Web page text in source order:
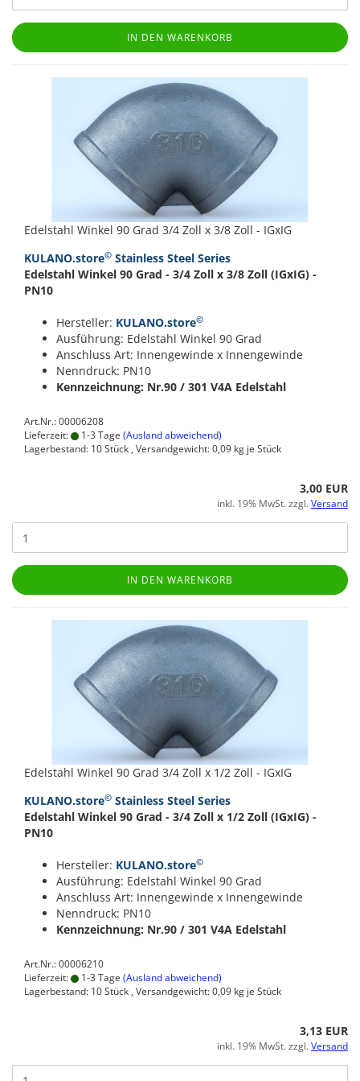
IN DEN WARENKORB
Edelstahl Winkel 90 Grad 3/4 Zoll x 3/8 Zoll - IGxIG
KULANO.store© Stainless Steel Series
Edelstahl Winkel 90 Grad - 3/4 Zoll x 3/8 Zoll (IGxIG) -
PN10
Hersteller: KULANO.store©
Ausführung: Edelstahl Winkel 90 Grad
Anschluss Art: Innengewinde x Innengewinde
Nenndruck: PN10
Kennzeichnung: Nr.90 / 301 V4A Edelstahl
Art.Nr.: 00006208
Lieferzeit:
1-3 Tage (Ausland abweichend)
Lagerbestand: 10 Stück , Versandgewicht:0,09 kg je Stück
3,00 EUR
inkl. 19% MwSt. zzgl.Versand
IN DEN WARENKORB
Edelstahl Winkel 90 Grad 3/4 Zoll x 1/2 Zoll - IGxIG
KULANO.store© Stainless Steel Series
Edelstahl Winkel 90 Grad - 3/4 Zoll x 1/2 Zoll (IGxIG) -
PN10
Hersteller: KULANO.store©
Ausführung: Edelstahl Winkel 90 Grad
Anschluss Art: Innengewinde x Innengewinde
Nenndruck: PN10
Kennzeichnung: Nr.90 / 301 V4A Edelstahl
Art.Nr.: 00006210
Lieferzeit:
1-3 Tage (Ausland abweichend)
Lagerbestand: 10 Stück , Versandgewicht:0,09 kg je Stück
3,13 EUR
inkl. 19% MwSt. zzgl.Versand